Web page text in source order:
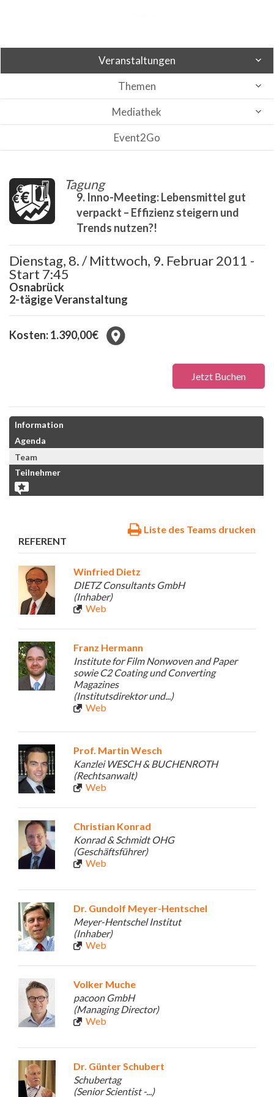
Veranstaltungen
Themen
Mediathek
Event2Go
Tagung
9. Inno-Meeting: Lebensmittel gut
verpackt – Effizienz steigern und
Trends nutzen?!
Dienstag, 8. / Mittwoch, 9. Februar 2011 -
Start 7:45
Osnabrück
2-tägige Veranstaltung
Kosten: 1.390,00€
Jetzt Buchen
Information
Agenda
Team
Teilnehmer
Liste des Teams drucken
REFERENT
Winfried Dietz
DIETZ Consultants GmbH
(Inhaber)
Web
Franz Hermann
Institute for Film Nonwoven and Paper
sowie C2 Coating und Converting
Magazines
(Institutsdirektor und...)
Web
Prof. Martin Wesch
Kanzlei WESCH & BUCHENROTH
(Rechtsanwalt)
Web
Christian Konrad
Konrad & Schmidt OHG
(Geschäftsführer)
Web
Dr. Gundolf Meyer-Hentschel
Meyer-Hentschel Institut
(Inhaber)
Web
Volker Muche
pacoon GmbH
(Managing Director)
Web
Dr. Günter Schubert
Schubertag
(Senior Scientist -...)